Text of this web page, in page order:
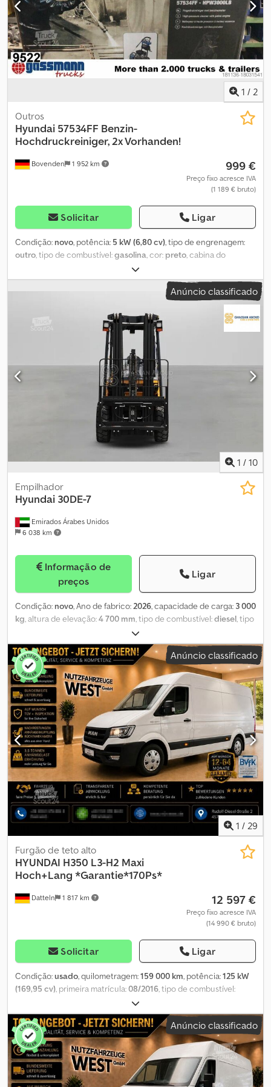
1 / 2
Bovenden 1 952 km
Outros
Hyundai 57534FF Benzin-
Hochdruckreiniger, 2x Vorhanden!
999 €
Preço fixo acresce IVA
(1 189 € bruto)
Solicitar Ligar
Condição: novo, potência: 5 kW (6,80 cv), tipo de engrenagem:
outro, tipo de combustível:gasolina, cor: preto, cabina do
, Localização do veículo: Bovenden, Dedpfx
Acsvhk Szo Newa Equipamento: Lavadora de alta pressão a
gasolina Hyundai INFORMAÇÕES SOBRE ACESSÓRIOS SEM
GARANTIA, sujeitas a alterações, venda prévia e erros reservados!
Anúncio classificado
1 / 10
Emirados Árabes Unidos
6 038 km
Empilhador
Hyundai 30DE-7
Informação de
preços
Ligar
Condição: novo, Ano de fabrico:2026, capacidade de carga: 3 000
kg, altura de elevação:4 700 mm, tipo de combustível:diesel, tipo
33 kW (44,87 cv)
motores:Mitsubishi, altura total:2 170 mm, comprimento total:
2 690 mm, largura total:1 220 mm, cor:amarelo, = Opções e
acessórios adicionais = - Garfo para palete = Observações = País
de origem: China Cilindrada: 3.331 cc Dimensões: 2.690 x 1.220 x
2.170 mm Tipo de transmissão: Power Shift Tipo de mastro: TF470
Garfo: 1.200 mm Fabricante/Tipo de motor: Mitsubishi/SAS (Diesel)
Dimensão para transporte (C x L x A): 2.690 mm x 1.220 mm x 2.170
mm Origem do motor: Japão Banco: Sem suspensão Cinto de
segurança Deslocação lateral: Incluída Cabine: Proteção superior
Pneu: Simples Tipo: Pneumático MCV: 3-SPL Carriage: Estreito
(Simples) Luz de advertência: Estroboscópica Capacidade de
carga / Carga nominal: 3.000 kg Altura do mastro rebaixado: 2.190
mm Elevação livre: 1.010 mm Altura de elevação: 3.005 mm Raio de
viragem: 2.395 mm Dwjdpfx Ajy Tyk Noc Nea Freio de serviço:
Tambor
Anúncio classificado
1 / 29
Datteln 1 817 km
Furgão de teto alto
HYUNDAI H350 L3-H2 Maxi
Hoch+Lang *Garantie*170Ps*
12 597 €
Preço fixo acresce IVA
(14 990 € bruto)
Solicitar Ligar
Condição:usado, quilometragem:159 000 km, potência:125 kW
(169,95 cv), primeira matrícula:08/2016, tipo de combustível:
branco
mecânico, classe de emissão:Euro 5, número de lugares:3,
comprimento total:6 000 mm, comprimento do espaço de carga:
3 800 mm, Equipamento:ABS, ar condicionado, fecho
centralizado, filtro de partículas, sistema de navegação,
Compre online. Financiamento digital. Entrega em todo o país. ----
Converse agora pelo WhatsApp: Entre em contato com o nosso
Anúncio classificado